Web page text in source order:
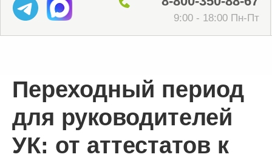
Переходный период
для руководителей
УК: от аттестатов к